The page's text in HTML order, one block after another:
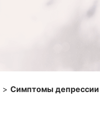
> Симптомы депрессии